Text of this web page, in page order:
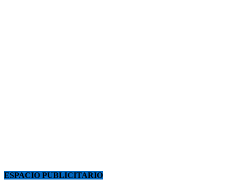
ESPACIO PUBLICITARIO